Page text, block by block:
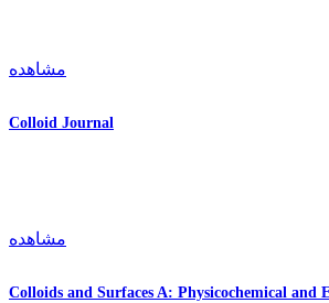
مشاهده
Colloid Journal
مشاهده
Colloids and Surfaces A: Physicochemical and